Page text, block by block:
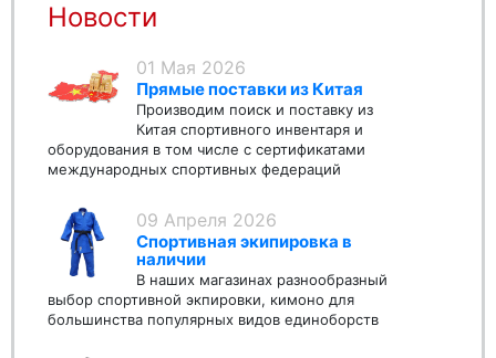
Новости
01 Мая 2026
Прямые поставки из Китая
Производим поиск и поставку из
Китая спортивного инвентаря и
оборудования в том числе с сертификатами
международных спортивных федераций
09 Апреля 2026
Спортивная экипировка в
наличии
В наших магазинах разнообразный
выбор спортивной экпировки, кимоно для
большинства популярных видов единоборств